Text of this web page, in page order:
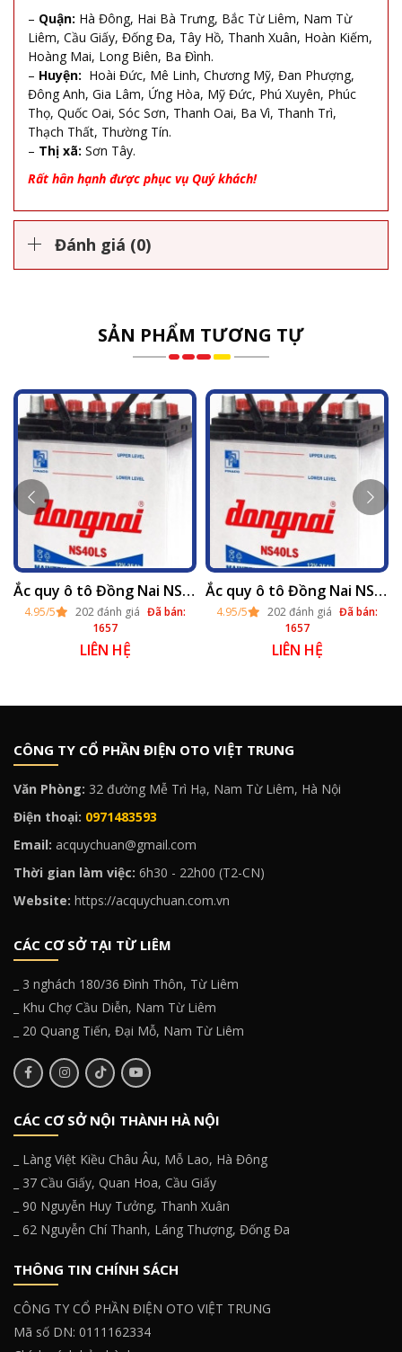
– Quận: Hà Đông, Hai Bà Trưng, Bắc Từ Liêm, Nam Từ
Liêm, Cầu Giấy, Đống Đa, Tây Hồ, Thanh Xuân, Hoàn Kiếm,
Hoàng Mai, Long Biên, Ba Đình.
– Huyện: Hoài Đức, Mê Linh, Chương Mỹ, Đan Phượng,
Đông Anh, Gia Lâm, Ứng Hòa, Mỹ Đức, Phú Xuyên, Phúc
Thọ, Quốc Oai, Sóc Sơn, Thanh Oai, Ba Vì, Thanh Trì,
Thạch Thất, Thường Tín.
– Thị xã: Sơn Tây.
Rất hân hạnh được phục vụ Quý khách!
Đánh giá (0)
SẢN PHẨM TƯƠNG TỰ
Ắc quy ô tô Đồng Nai NS40 nước (12v - 35ah) thay tại Hà Nội 2025
4.95/5 202 đánh giá Đã bán:
1657
LIÊN HỆ
Ắc quy ô tô Đồng Nai NS40L nước (12v - 35ah) tại Hà Nội 2025
4.95/5 202 đánh giá Đã bán:
1657
LIÊN HỆ
CÔNG TY CỔ PHẦN ĐIỆN OTO VIỆT TRUNG
Văn Phòng: 32 đường Mễ Trì Hạ, Nam Từ Liêm, Hà Nội
Điện thoại: 0971483593
Email: acquychuan@gmail.com
Thời gian làm việc: 6h30 - 22h00 (T2-CN)
Website: https://acquychuan.com.vn
CÁC CƠ SỞ TẠI TỪ LIÊM
_ 3 nghách 180/36 Đình Thôn, Từ Liêm
_ Khu Chợ Cầu Diễn, Nam Từ Liêm
_ 20 Quang Tiến, Đại Mỗ, Nam Từ Liêm
CÁC CƠ SỞ NỘI THÀNH HÀ NỘI
_ Làng Việt Kiều Châu Âu, Mỗ Lao, Hà Đông
_ 37 Cầu Giấy, Quan Hoa, Cầu Giấy
_ 90 Nguyễn Huy Tưởng, Thanh Xuân
_ 62 Nguyễn Chí Thanh, Láng Thượng, Đống Đa
THÔNG TIN CHÍNH SÁCH
CÔNG TY CỔ PHẦN ĐIỆN OTO VIỆT TRUNG
Mã số DN: 0111162334